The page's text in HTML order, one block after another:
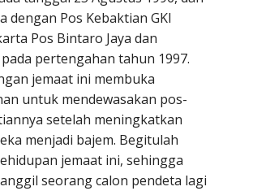
dengan Pos Kebaktian GKI
Pos Bintaro Jaya dan
pertengahan tahun 1997.
jemaat ini membuka
untuk mendewasakan pos-
setelah meningkatkan
menjadi bajem. Begitulah
jemaat ini, sehingga
seorang calon pendeta lagi